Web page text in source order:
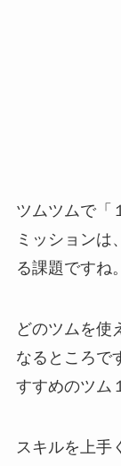
ツムツムで「
ミッションは
る課題ですね。
どのツムを使
なるところで
すすめのツム
スキルを上手